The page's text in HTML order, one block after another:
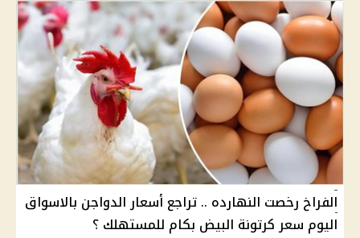
الفراخ رخصت النهارده .. تراجع أسعار الدواجن بالاسواق
اليوم سعر كرتونة البيض بكام للمستهلك ؟